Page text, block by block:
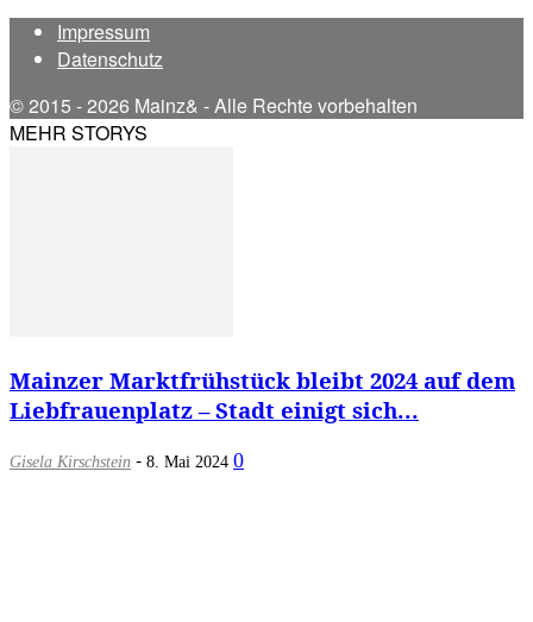
Impressum
Datenschutz
© 2015 - 2026 Mainz& - Alle Rechte vorbehalten
MEHR STORYS
Mainzer Marktfrühstück bleibt 2024 auf dem
Liebfrauenplatz – Stadt einigt sich...
Gisela Kirschstein - 8. Mai 2024 0